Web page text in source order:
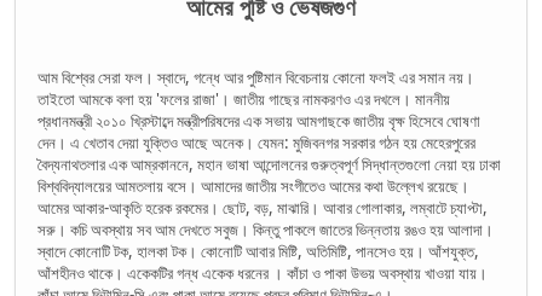
আম বিশ্বের সেরা ফল। স্বাদে, গন্ধে আর পুষ্টিমান বিবেচনায় কোনো ফলই এর সমান নয়।
তাইতো আমকে বলা হয় 'ফলের রাজা'। জাতীয় গাছের নামকরণও এর দখলে। মাননীয়
প্রধানমন্ত্রী ২০১০ খ্রিস্টাব্দে মন্ত্রীপরিষদের এক সভায় আমগাছকে জাতীয় বৃক্ষ হিসেবে ঘোষণা
দেন। এ খেতাব দেয়া যুক্তিও আছে অনেক। যেমন: মুজিবনগর সরকার গঠন হয় মেহেরপুরের
বৈদ্যনাথতলার এক আম্রকাননে, মহান ভাষা আন্দোলনের গুরুত্বপূর্ণ সিদ্ধান্তগুলো নেয়া হয় ঢাকা
বিশ্ববিদ্যালয়ের আমতলায় বসে। আমাদের জাতীয় সংগীতেও আমের কথা উল্লেখ রয়েছে।
আমের আকার-আকৃতি হরেক রকমের। ছোট, বড়, মাঝারি। আবার গোলাকার, লম্বাটে চ্যাপ্টা,
সরু। কচি অবস্থায় সব আম দেখতে সবুজ। কিন্তু পাকলে জাতের ভিন্নতায় রঙও হয় আলাদা।
স্বাদে কোনোটি টক, হালকা টক। কোনোটি আবার মিষ্টি, অতিমিষ্টি, পানসেও হয়। আঁশযুক্ত,
আঁশহীনও থাকে। একেকটির গন্ধ একেক ধরনের । কাঁচা ও পাকা উভয় অবস্থায় খাওয়া যায়।